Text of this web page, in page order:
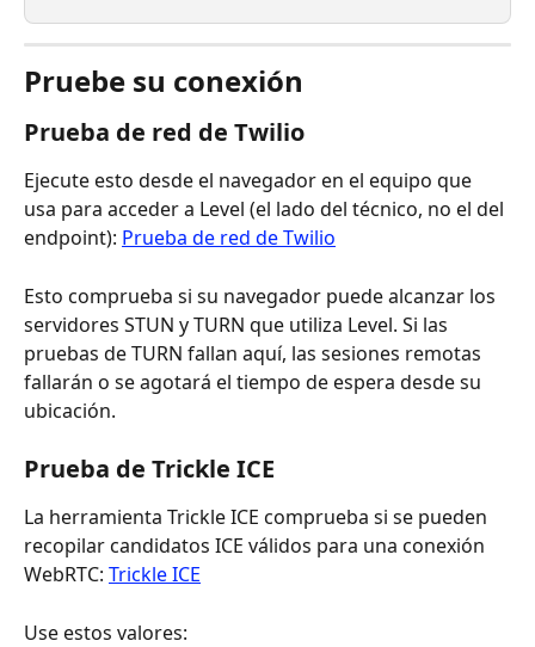
Pruebe su conexión
Prueba de red de Twilio
Ejecute esto desde el navegador en el equipo que
usa para acceder a Level (el lado del técnico, no el del
endpoint): Prueba de red de Twilio
Esto comprueba si su navegador puede alcanzar los
servidores STUN y TURN que utiliza Level. Si las
pruebas de TURN fallan aquí, las sesiones remotas
fallarán o se agotará el tiempo de espera desde su
ubicación.
Prueba de Trickle ICE
La herramienta Trickle ICE comprueba si se pueden
recopilar candidatos ICE válidos para una conexión
WebRTC: Trickle ICE
Use estos valores: